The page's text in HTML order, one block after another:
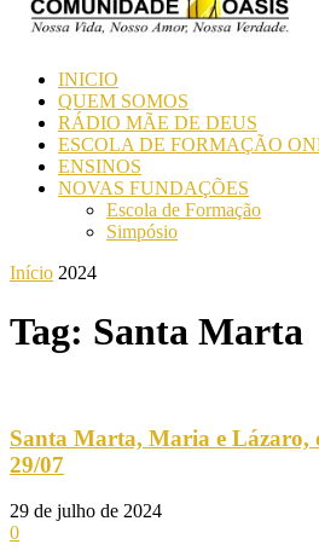
INICIO
QUEM SOMOS
RÁDIO MÃE DE DEUS
ESCOLA DE FORMAÇÃO
ENSINOS
NOVAS FUNDAÇÕES
Escola de Formação
Simpósio
Início 2024
Tag: Santa Marta
Santa Marta, Maria e Lázaro,
29/07
29 de julho de 2024
0